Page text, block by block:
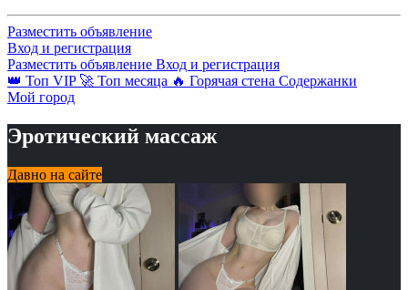
Разместить объявление
Вход и регистрация
Разместить объявление Вход и регистрация
👑 Топ VIP 🚀 Топ месяца 🔥 Горячая стена Содержанки
Мой город
Эротический массаж
Давно на сайте